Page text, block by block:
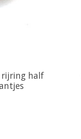
rijring half